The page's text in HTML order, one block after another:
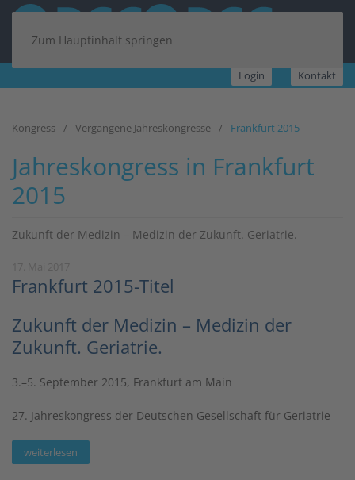
Zum Hauptinhalt springen
Login Kontakt
Kongress Vergangene Jahreskongresse Frankfurt 2015
Jahreskongress in Frankfurt
2015
Zukunft der Medizin – Medizin der Zukunft. Geriatrie.
Frankfurt 2015-Titel
Zukunft der Medizin – Medizin der
Zukunft. Geriatrie.
3.–5. September 2015, Frankfurt am Main
27. Jahreskongress der Deutschen Gesellschaft für Geriatrie
weiterlesen